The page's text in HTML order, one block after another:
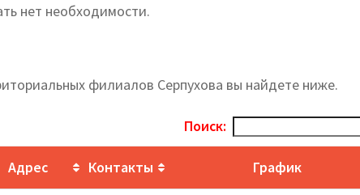
нет необходимости.
филиалов Серпухова вы найдете ниже.
Поиск:
Адрес Контакты График